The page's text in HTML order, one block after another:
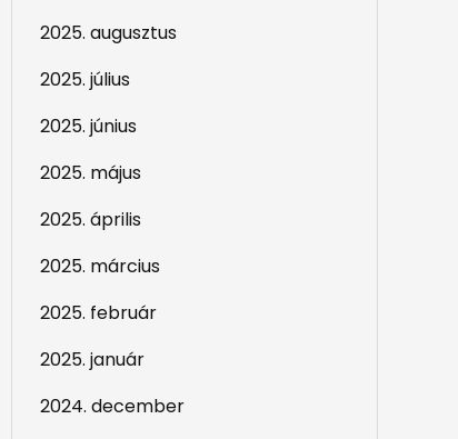
2025. augusztus
2025. július
2025. június
2025. május
2025. április
2025. március
2025. február
2025. január
2024. december